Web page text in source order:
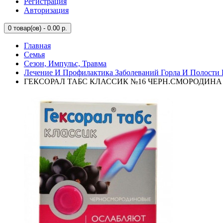
Авторизация
0 товар(ов) - 0.00 р.
Главная
Семья
Сезон, Импульс, Травма
Лечение И Профилактика Заболеваний Горла И Полости
ГЕКСОРАЛ ТАБС КЛАССИК №16 ЧЕРН.СМОРОДИНА